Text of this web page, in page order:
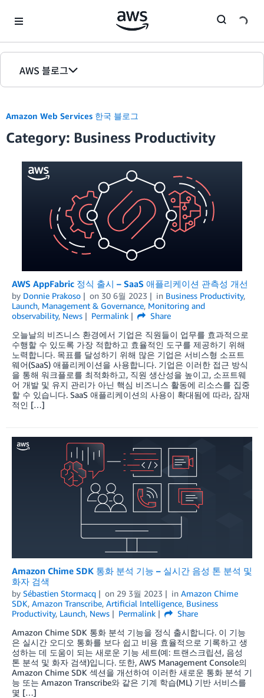
AWS 블로그
에디션
Amazon Web Services 한국 블로그
Category: Business Productivity
AWS AppFabric 정식 출시 – SaaS 애플리케이션 관측성 개선
by Donnie Prakoso on 30 6월 2023 in Business Productivity,
Launch, Management & Governance, Monitoring and
observability, News Permalink
Share
오늘날의 비즈니스 환경에서 기업은 직원들이 업무를 효과적으로
수행할 수 있도록 가장 적합하고 효율적인 도구를 제공하기 위해
노력합니다. 목표를 달성하기 위해 많은 기업은 서비스형 소프트
웨어(SaaS) 애플리케이션을 사용합니다. 기업은 이러한 접근 방식
을 통해 워크플로를 최적화하고, 직원 생산성을 높이고, 소프트웨
어 개발 및 유지 관리가 아닌 핵심 비즈니스 활동에 리소스를 집중
할 수 있습니다. SaaS 애플리케이션의 사용이 확대됨에 따라, 잠재
적인 […]
Amazon Chime SDK 통화 분석 기능 – 실시간 음성 톤 분석 및
화자 검색
by Sébastien Stormacq on 29 3월 2023 in Amazon Chime
SDK, Amazon Transcribe, Artificial Intelligence, Business
Productivity, Launch, News Permalink
Share
Amazon Chime SDK 통화 분석 기능을 정식 출시합니다. 이 기능
은 실시간 오디오 통화를 보다 쉽고 비용 효율적으로 기록하고 생
성하는 데 도움이 되는 새로운 기능 세트(예: 트랜스크립션, 음성
톤 분석 및 화자 검색)입니다. 또한, AWS Management Console의
Amazon Chime SDK 섹션을 개선하여 이러한 새로운 통화 분석 기
능 또는 Amazon Transcribe와 같은 기계 학습(ML) 기반 서비스를
몇 […]